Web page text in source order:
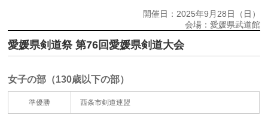
開催日：2025年9月28日（日）
会場：愛媛県武道館
愛媛県剣道祭 第76回愛媛県剣道大会
女子の部（130歳以下の部）
準優勝 西条市剣道連盟